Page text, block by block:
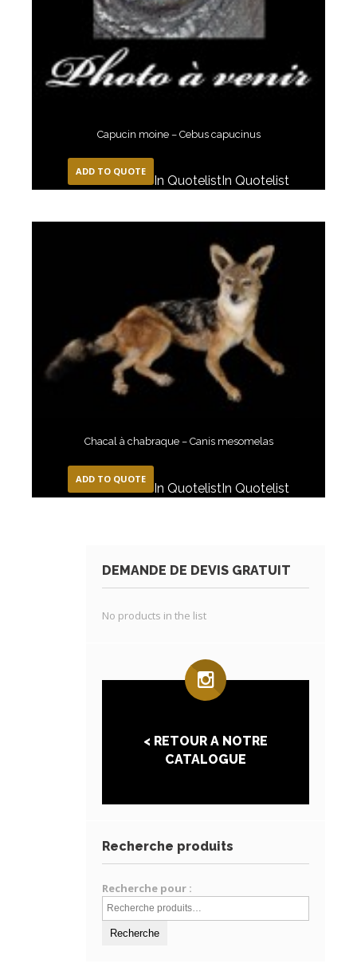
Capucin moine – Cebus capucinus
ADD TO QUOTE
In Quotelist In Quotelist
Chacal à chabraque – Canis mesomelas
ADD TO QUOTE
In QuotelistIn Quotelist
DEMANDE DE DEVIS GRATUIT
No products in the list
< RETOUR A NOTRE
CATALOGUE
Recherche produits
Recherche pour :